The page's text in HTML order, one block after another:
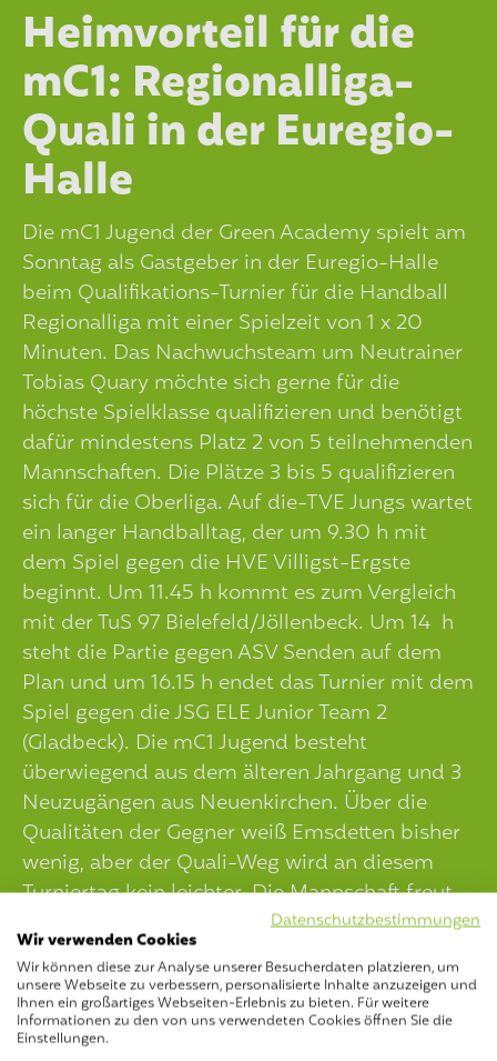
Heimvorteil für die
mC1: Regionalliga-
Quali in der Euregio-
Halle
Die mC1 Jugend der Green Academy spielt am
Sonntag als Gastgeber in der Euregio-Halle
beim Qualifikations-Turnier für die Handball
Regionalliga mit einer Spielzeit von 1 x 20
Minuten. Das Nachwuchsteam um Neutrainer
Tobias Quary möchte sich gerne für die
höchste Spielklasse qualifizieren und benötigt
dafür mindestens Platz 2 von 5 teilnehmenden
Mannschaften. Die Plätze 3 bis 5 qualifizieren
sich für die Oberliga. Auf die-TVE Jungs wartet
ein langer Handballtag, der um 9.30 h mit
dem Spiel gegen die HVE Villigst-Ergste
beginnt. Um 11.45 h kommt es zum Vergleich
mit der TuS 97 Bielefeld/Jöllenbeck. Um 14 h
steht die Partie gegen ASV Senden auf dem
Plan und um 16.15 h endet das Turnier mit dem
Spiel gegen die JSG ELE Junior Team 2
(Gladbeck). Die mC1 Jugend besteht
überwiegend aus dem älteren Jahrgang und 3
Neuzugängen aus Neuenkirchen. Über die
Qualitäten der Gegner weiß Emsdetten bisher
wenig, aber der Quali-Weg wird an diesem
Turniertag kein leichter. Die Mannschaft freut
sich über die Unterstützung von zahlreichen
Fans, die den TVE von der Tribüne lautstark
anfeuern. Für ausreichende Verpflegung sorgen
die fleißigen Eltern durch den Verkauf von
Speisen und Getränken.
Datenschutzbestimmungen
Wir verwenden Cookies
Wir können diese zur Analyse unserer Besucherdaten platzieren, um
unsere Webseite zu verbessern, personalisierte Inhalte anzuzeigen und
Ihnen ein großartiges Webseiten-Erlebnis zu bieten. Für weitere
Informationen zu den von uns verwendeten Cookies öffnen Sie die
Einstellungen.